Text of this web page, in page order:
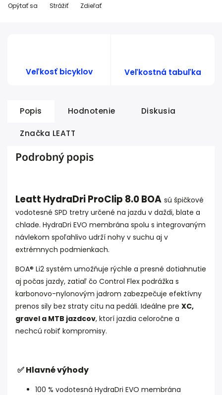
Opýtať sa Strážiť Zdieľať
Veľkosť bicyklov Veľkostná tabuľka
Popis Hodnotenie Diskusia
Značka LEATT
Podrobný popis
Leatt HydraDri ProClip 8.0 BOA sú špičkové
vodotesné SPD tretry určené na jazdu v daždi, blate a
chlade. HydraDri EVO membrána spolu s integrovaným
návlekom spoľahlivo udrží nohy v suchu aj v
extrémnych podmienkach.
BOA® Li2 systém umožňuje rýchle a presné dotiahnutie
aj počas jazdy, zatiaľ čo Control Flex podrážka s
karbonovo-nylonovým jadrom zabezpečuje efektívny
prenos sily bez straty citu na pedáli. Ideálne pre XC,
gravel a MTB jazdcov, ktorí jazdia celoročne a
nechcú robiť kompromisy.
✅ Hlavné výhody
100 % vodotesná HydraDri EVO membrána